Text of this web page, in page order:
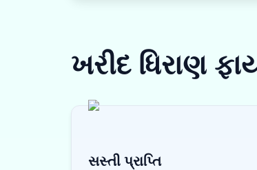
ખરીદ ધિરાણ
સસ્તી પ્રાપ્તિ